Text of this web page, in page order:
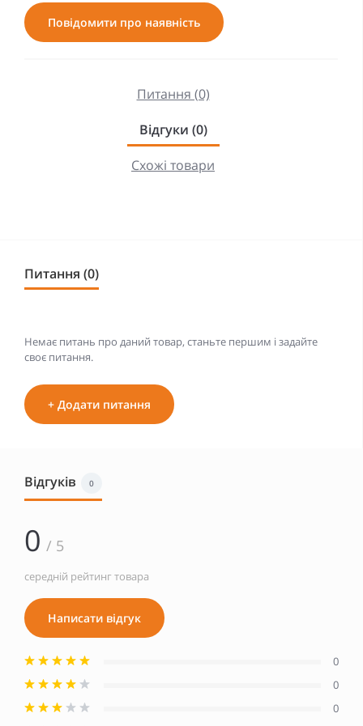
Повідомити про наявність
Питання (0)
Відгуки (0)
Схожі товари
Питання (0)
Немає питань про даний товар, станьте першим і задайте
своє питання.
+ Додати питання
Відгуків 0
0 / 5
середній рейтинг товара
Написати відгук
0
0
0